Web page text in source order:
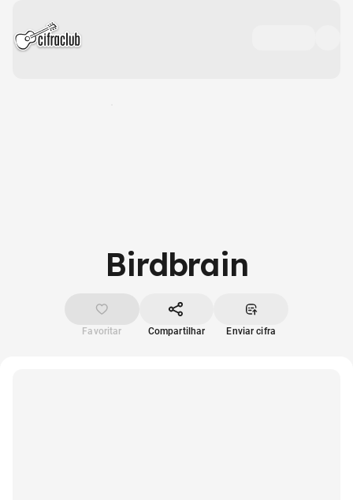
Birdbrain
Favoritar Compartilhar Enviar cifra